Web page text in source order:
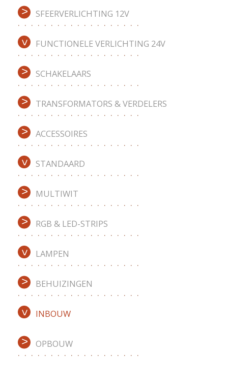
SFEERVERLICHTING 12V
FUNCTIONELE VERLICHTING 24V
SCHAKELAARS
TRANSFORMATORS & VERDELERS
ACCESSOIRES
STANDAARD
MULTIWIT
RGB & LED-STRIPS
LAMPEN
BEHUIZINGEN
INBOUW
OPBOUW